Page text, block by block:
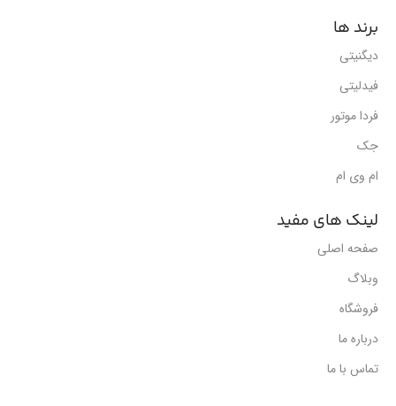
برند ها
دیگنیتی
فیدلیتی
فردا موتور
جک
ام وی ام
لینک های مفید
صفحه اصلی
وبلاگ
فروشگاه
درباره ما
تماس با ما